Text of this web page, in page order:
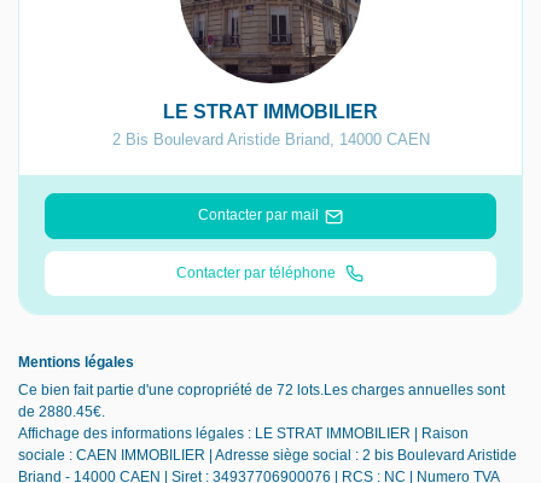
LE STRAT IMMOBILIER
2 Bis Boulevard Aristide Briand, 14000 CAEN
Contacter par mail
Contacter par téléphone
Mentions légales
Ce bien fait partie d'une copropriété de 72 lots.Les charges annuelles sont
de 2880.45€.
Affichage des informations légales : LE STRAT IMMOBILIER | Raison
sociale : CAEN IMMOBILIER | Adresse siège social : 2 bis Boulevard Aristide
Briand - 14000 CAEN | Siret : 34937706900076 | RCS : NC | Numero TVA